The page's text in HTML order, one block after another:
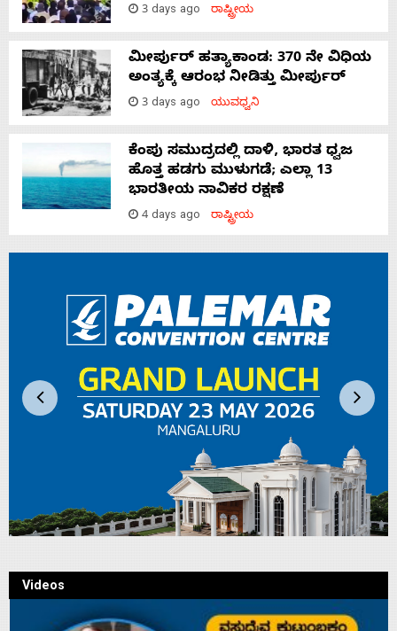
3 days ago ರಾಷ್ಟ್ರೀಯ
ಮೀರ್ಪುರ್ ಹತ್ಯಾಕಾಂಡ: 370 ನೇ ವಿಧಿಯ
ಅಂತ್ಯಕ್ಕೆ ಆರಂಭ ನೀಡಿತ್ತು ಮೀರ್ಪುರ್
3 days ago ಯುವಧ್ವನಿ
ಕೆಂಪು ಸಮುದ್ರದಲ್ಲಿ ದಾಳಿ, ಭಾರತ ಧ್ವಜ
ಹೊತ್ತ ಹಡಗು ಮುಳುಗಡೆ; ಎಲ್ಲಾ 13
ಭಾರತೀಯ ನಾವಿಕರ ರಕ್ಷಣೆ
4 days ago ರಾಷ್ಟ್ರೀಯ
Videos